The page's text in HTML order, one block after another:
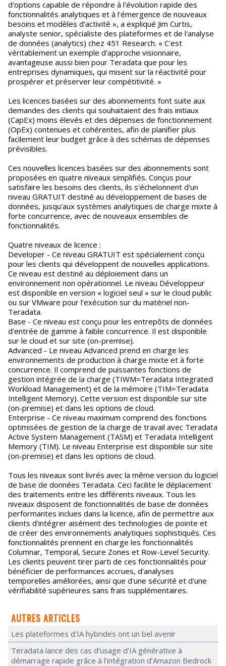
d'options capable de répondre à l'évolution rapide des
fonctionnalités analytiques et à l'émergence de nouveaux
besoins et modèles d'activité », a expliqué Jim Curtis,
analyste senior, spécialiste des plateformes et de l'analyse
de données (analytics) chez 451 Research. « C'est
véritablement un exemple d'approche visionnaire,
avantageuse aussi bien pour Teradata que pour les
entreprises dynamiques, qui misent sur la réactivité pour
prospérer et préserver leur compétitivité. »
Les licences basées sur des abonnements font suite aux
demandes des clients qui souhaitaient des frais initiaux
(CapEx) moins élevés et des dépenses de fonctionnement
(OpEx) contenues et cohérentes, afin de planifier plus
facilement leur budget grâce à des schémas de dépenses
prévisibles.
Ces nouvelles licences basées sur des abonnements sont
proposées en quatre niveaux simplifiés. Conçus pour
satisfaire les besoins des clients, ils s'échelonnent d'un
niveau GRATUIT destiné au développement de bases de
données, jusqu'aux systèmes analytiques de charge mixte à
forte concurrence, avec de nouveaux ensembles de
fonctionnalités.
Quatre niveaux de licence :
Developer - Ce niveau GRATUIT est spécialement conçu
pour les clients qui développent de nouvelles applications.
Ce niveau est destiné au déploiement dans un
environnement non opérationnel. Le niveau Développeur
est disponible en version « logiciel seul » sur le cloud public
ou sur VMware pour l'exécution sur du matériel non-
Teradata.
Base - Ce niveau est conçu pour les entrepôts de données
d'entrée de gamme à faible concurrence. Il est disponible
sur le cloud et sur site (on-premise).
Advanced - Le niveau Advanced prend en charge les
environnements de production à charge mixte et à forte
concurrence. Il comprend de puissantes fonctions de
gestion intégrée de la charge (TIWM=Teradata Integrated
Workload Management) et de la mémoire (TIM=Teradata
Intelligent Memory). Cette version est disponible sur site
(on-premise) et dans les options de cloud.
Enterprise - Ce niveau maximum comprend des fonctions
optimisées de gestion de la charge de travail avec Teradata
Active System Management (TASM) et Teradata Intelligent
Memory (TIM). Le niveau Enterprise est disponible sur site
(on-premise) et dans les options de cloud.
Tous les niveaux sont livrés avec la même version du logiciel
de base de données Teradata. Ceci facilite le déplacement
des traitements entre les différents niveaux. Tous les
niveaux disposent de fonctionnalités de base de données
performantes inclues dans la licence, afin de permettre aux
clients d'intégrer aisément des technologies de pointe et
de créer des environnements analytiques sophistiqués. Ces
fonctionnalités prennent en charge les fonctionnalités
Columnar, Temporal, Secure Zones et Row-Level Security.
Les clients peuvent tirer parti de ces fonctionnalités pour
bénéficier de performances accrues, d'analyses
temporelles améliorées, ainsi que d'une sécurité et d'une
vérifiabilité supérieures sans frais supplémentaires.
AUTRES ARTICLES
Les plateformes d’IA hybrides ont un bel avenir
Teradata lance des cas d’usage d’IA générative à
démarrage rapide grâce à l’intégration d’Amazon Bedrock